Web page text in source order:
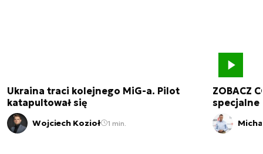
Ukraina traci kolejnego MiG-a. Pilot
katapultował się
Wojciech Kozioł 1 min.
ZOBACZ
specjalne